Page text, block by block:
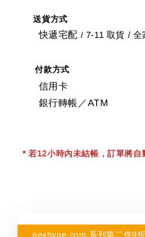
送貨方式
快遞宅配 / 7-11 取貨 / 全
付款方式
信用卡
銀行轉帳／ATM
* 若12小時內未結帳，訂單將自
nexhype.com 系列第二件9折